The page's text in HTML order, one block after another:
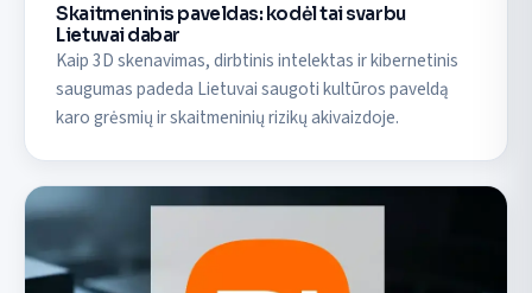
Skaitmeninis paveldas: kodėl tai svarbu
Lietuvai dabar
Kaip 3D skenavimas, dirbtinis intelektas ir kibernetinis
saugumas padeda Lietuvai saugoti kultūros paveldą
karo grėsmių ir skaitmeninių rizikų akivaizdoje.